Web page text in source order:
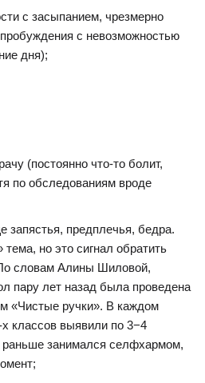
с засыпанием, чрезмерно
с невозможностью
дня);
(постоянно что-то болит,
по обследованиям вроде
запястья, предплечья, бедра.
но это сигнал обратить
словам Алины Шиловой,
пару лет назад была проведена
«Чистые ручки». В каждом
классов выявили по 3−4
раньше занимался селфхармом,